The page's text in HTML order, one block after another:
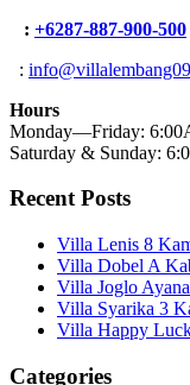
: +6287-887-900-500
:
Hours
Monday—Friday:
Saturday & Sunday:
Recent Posts
Villa Lenis 8
Villa Dobel A
Villa Joglo
Villa Syarika 3
Villa Happy
Categories